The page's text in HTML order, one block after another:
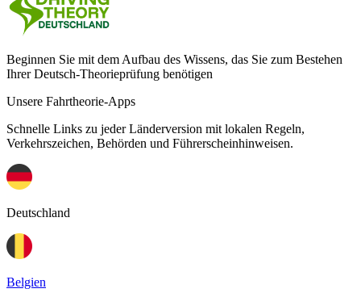
Beginnen Sie mit dem Aufbau des Wissens, das Sie zum Bestehen
Ihrer Deutsch-Theorieprüfung benötigen
Unsere Fahrtheorie-Apps
Schnelle Links zu jeder Länderversion mit lokalen Regeln,
Verkehrszeichen, Behörden und Führerscheinhinweisen.
Deutschland
Belgien